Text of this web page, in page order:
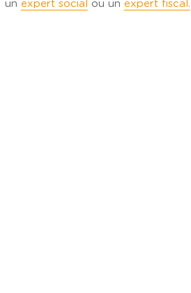
un expert social ou un expert fiscal.